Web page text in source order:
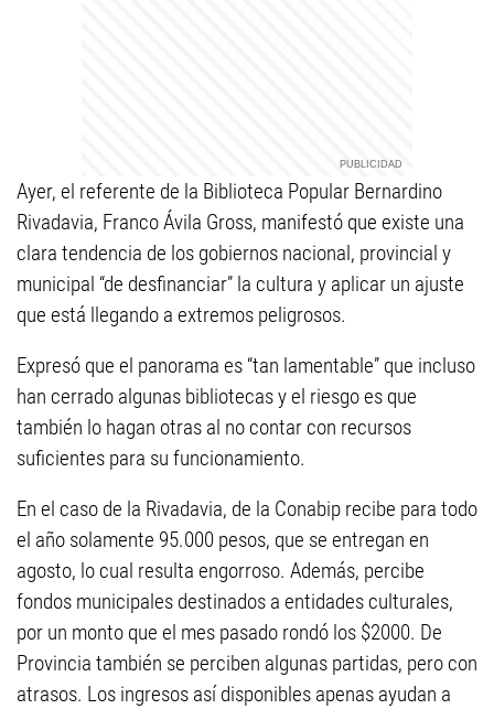
Ayer, el referente de la Biblioteca Popular Bernardino
Rivadavia, Franco Ávila Gross, manifestó que existe una
clara tendencia de los gobiernos nacional, provincial y
municipal “de desfinanciar” la cultura y aplicar un ajuste
que está llegando a extremos peligrosos.
Expresó que el panorama es “tan lamentable” que incluso
han cerrado algunas bibliotecas y el riesgo es que
también lo hagan otras al no contar con recursos
suficientes para su funcionamiento.
En el caso de la Rivadavia, de la Conabip recibe para todo
el año solamente 95.000 pesos, que se entregan en
agosto, lo cual resulta engorroso. Además, percibe
fondos municipales destinados a entidades culturales,
por un monto que el mes pasado rondó los $2000. De
Provincia también se perciben algunas partidas, pero con
atrasos. Los ingresos así disponibles apenas ayudan a